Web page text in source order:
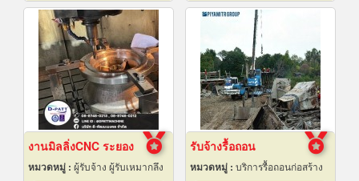
งานมิลลิ่งCNC ระยอง
หมวดหมู่ : ผู้รับจ้าง ผู้รับเหมากลึง
รับจ้างรื้อถอน
หมวดหมู่ : บริการรื้อถอนก่อสร้าง